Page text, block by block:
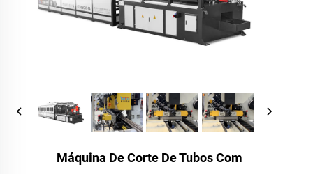
Máquina De Corte De Tubos Com